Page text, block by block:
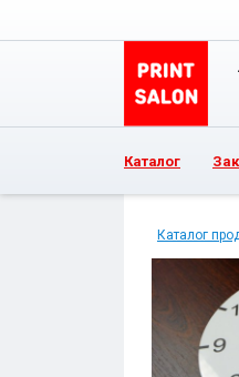
Каталог
Каталог